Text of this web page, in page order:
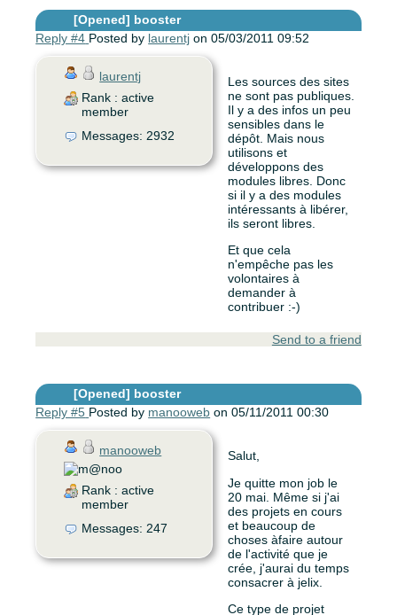
[Opened] booster
Reply #4 Posted by laurentj on 05/03/2011 09:52
laurentj
Rank : active
member
Messages: 2932
Les sources des sites
ne sont pas publiques.
Il y a des infos un peu
sensibles dans le
dépôt. Mais nous
utilisons et
développons des
modules libres. Donc
si il y a des modules
intéressants à libérer,
ils seront libres.
Et que cela
n'empêche pas les
volontaires à
demander à
contribuer :-)
Send to a friend
[Opened] booster
Reply #5 Posted by manooweb on 05/11/2011 00:30
manooweb
Rank : active
member
Messages: 247
Salut,
Je quitte mon job le
20 mai. Même si j'ai
des projets en cours
et beaucoup de
choses àfaire autour
de l'activité que je
crée, j'aurai du temps
consacrer à jelix.
Ce type de projet